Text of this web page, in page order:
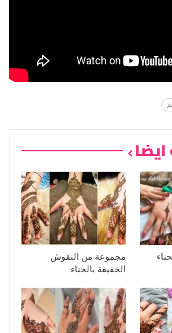
مجموعة من النقوش
الخفيفة بالحناء